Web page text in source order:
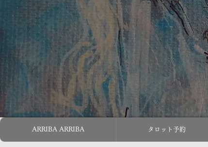
ARRIBA ARRIBA タロット予約